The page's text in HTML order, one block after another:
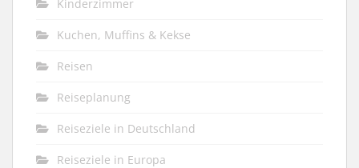
Kinderzimmer
Kuchen, Muffins & Kekse
Reisen
Reiseplanung
Reiseziele in Deutschland
Reiseziele in Europa